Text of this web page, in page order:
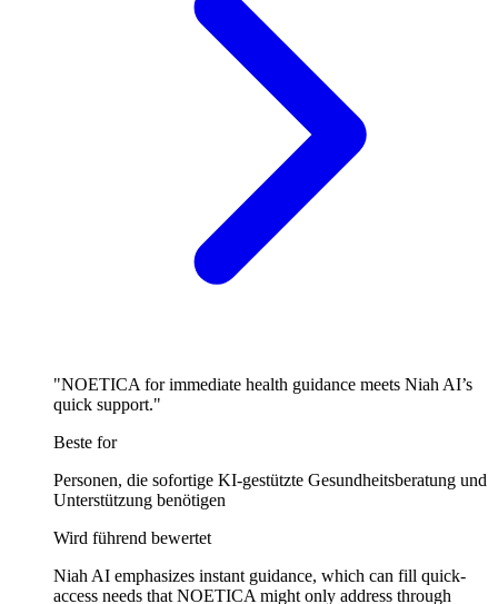
"NOETICA for immediate health guidance meets Niah AI’s
quick support."
Beste for
Personen, die sofortige KI-gestützte Gesundheitsberatung und
Unterstützung benötigen
Wird führend bewertet
Niah AI emphasizes instant guidance, which can fill quick-
access needs that NOETICA might only address through